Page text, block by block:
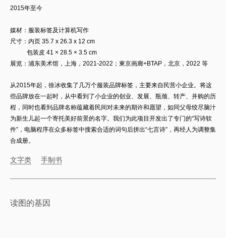
2015年至今
媒材： 服装标签及计算机写作
尺寸： 内页 35.7 x 26.3 x 12 cm
包装皮 41 × 28.5 × 3.5 cm
展览：浦东美术馆，上海，2021-2022；東京画廊+BTAP，北京，2022 等
从2015年起，徐冰收集了几万个服装品牌标签，主要来自民营小企业。将这
些品牌放在一起时，从中看到了小企业的创业、发展、瓶颈、转产、并购的历
程，同时也看到品牌名称蕴藏着民间对未来的期许和愿望，如同父母绞尽脑汁
为新生儿起一个寄托美好前景的名字。我们为此项目开发出了专门的“写诗软
件”，电脑程序在众多标签中搜索合适的词句后拼出“七言诗”，再经人为调整集
合成册。
文字类 手制书
读图的基因